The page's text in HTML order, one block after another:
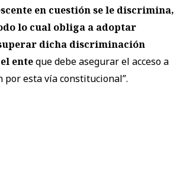
en cuestión se le discrimina,
lo cual obliga a adoptar
dicha discriminación
enteque debe asegurar el acceso a
por esta vía constitucional”.